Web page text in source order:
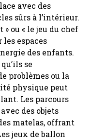
avec des
sûrs à l’intérieur.
» ou « le jeu du chef
les espaces
des enfants.
se
problèmes ou la
physique peut
Les parcours
des objets
matelas, offrant
jeux de ballon